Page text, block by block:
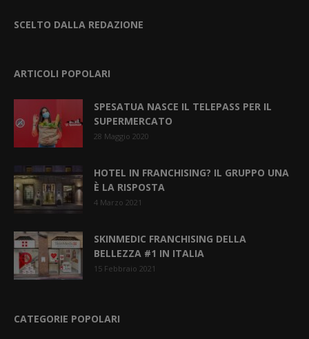
SCELTO DALLA REDAZIONE
ARTICOLI POPOLARI
SPESATUA NASCE IL TELEPASS PER IL
SUPERMERCATO
28 Maggio 2020
HOTEL IN FRANCHISING? IL GRUPPO UNA
È LA RISPOSTA
4 Marzo 2021
SKINMEDIC FRANCHISING DELLA
BELLEZZA #1 IN ITALIA
15 Febbraio 2021
CATEGORIE POPOLARI